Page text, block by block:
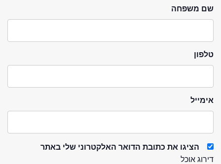
שם משפחה
טלפון
אימייל
הציגו את כתובת הדואר האלקטרוני שלי באתר
דירוג אוכל